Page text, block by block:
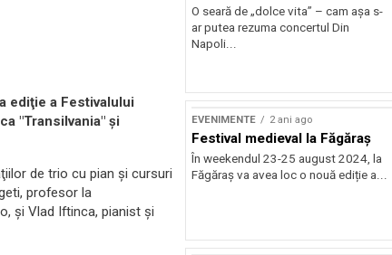
ediţie a Festivalului
"Transilvania" şi
de trio cu pian şi cursuri
profesor la
și Vlad Iftinca, pianist și
O seară de „dolce vita” – cam așa s-
ar putea rezuma concertul Din
Napoli...
EVENIMENTE 2 ani ago
Festival medieval la Făgăraș
În weekendul 23-25 august 2024, la
Făgăraș va avea loc o nouă ediție a...